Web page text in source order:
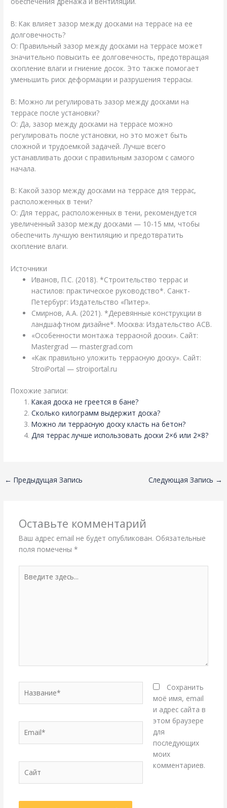
В: Как влияет зазор между досками на террасе на ее
долговечность?
О: Правильный зазор между досками на террасе может
значительно повысить ее долговечность, предотвращая
скопление влаги и гниение досок. Это также помогает
уменьшить риск деформации и разрушения террасы.
В: Можно ли регулировать зазор между досками на
террасе после установки?
О: Да, зазор между досками на террасе можно
регулировать после установки, но это может быть
сложной и трудоемкой задачей. Лучше всего
устанавливать доски с правильным зазором с самого
начала.
В: Какой зазор между досками на террасе для террас,
расположенных в тени?
О: Для террас, расположенных в тени, рекомендуется
увеличенный зазор между досками — 10-15 мм, чтобы
обеспечить лучшую вентиляцию и предотвратить
скопление влаги.
Источники
Иванов, П.С. (2018). *Строительство террас и
настилов: практическое руководство*. Санкт-
Петербург: Издательство «Питер».
Смирнов, А.А. (2021). *Деревянные конструкции в
ландшафтном дизайне*. Москва: Издательство АСВ.
«Особенности монтажа террасной доски». Сайт:
Mastergrad — mastergrad.com
«Как правильно уложить террасную доску». Сайт:
StroiPortal — stroiportal.ru
Похожие записи:
Какая доска не греется в бане?
Сколько килограмм выдержит доска?
Можно ли террасную доску класть на бетон?
Для террас лучше использовать доски 2×6 или 2×8?
← Предыдущая Запись Следующая Запись →
Оставьте комментарий
Ваш адрес email не будет опубликован. Обязательные
поля помечены *
здесь...
Сохранить
моё имя, email
и адрес сайта в
этом браузере
для
последующих
моих
комментариев.